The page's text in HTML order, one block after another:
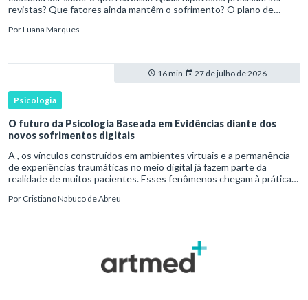
revistas? Que fatores ainda mantêm o sofrimento? O plano de
necessidades d
PorLuana Marques
16 min. 27 de julho de 2026
Psicologia
O futuro da Psicologia Baseada em Evidências diante dos
novos sofrimentos digitais
A , os vínculos construídos em ambientes virtuais e a permanência
de experiências traumáticas no meio digital já fazem parte da
realidade de muitos pacientes. Esses fenômenos chegam à prática
Por Cristiano Nabuco de Abreu